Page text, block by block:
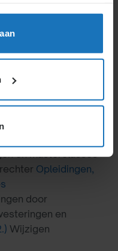
van structuur
personeel
(5.1.11.2.)
transitievergoeding
en masterclasses
Opleidingen,
door
en
Wijzigen